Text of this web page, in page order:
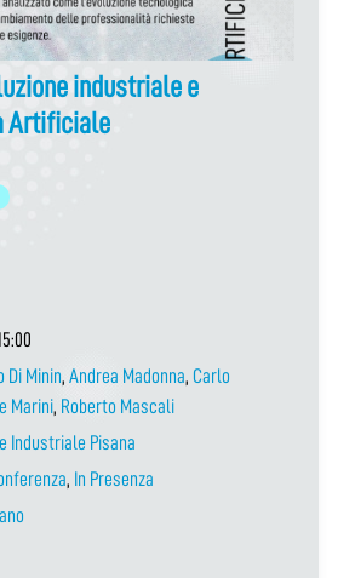
industriale e
Artificiale
Di Minin, Andrea Madonna, Carlo
Marini, Roberto Mascali
Industriale Pisana
, In Presenza